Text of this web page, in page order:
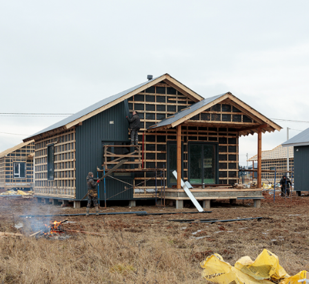
Подготовка материала для облицовки
каркаса металлосайдингом
Дом по адресу
ул. Столичная, 39